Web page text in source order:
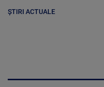
ȘTIRI ACTUALE